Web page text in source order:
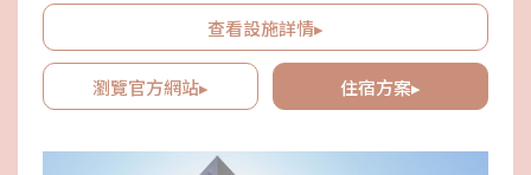
邊看星空一邊喝酒。
查看設施詳情▸
瀏覽官方網站▸ 住宿方案▸